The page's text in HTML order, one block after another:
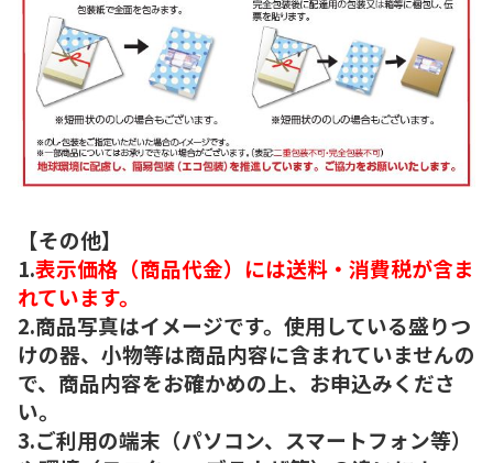
【その他】
1.表示価格（商品代金）には送料・消費税が含ま
れています。
2.商品写真はイメージです。使用している盛りつ
けの器、小物等は商品内容に含まれていませんの
で、商品内容をお確かめの上、お申込みくださ
い。
3.ご利用の端末（パソコン、スマートフォン等）